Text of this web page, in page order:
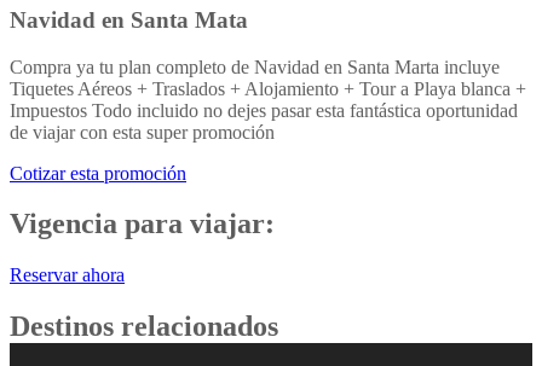
Navidad en Santa Mata
Compra ya tu plan completo de Navidad en Santa Marta incluye
Tiquetes Aéreos + Traslados + Alojamiento + Tour a Playa blanca +
Impuestos Todo incluido no dejes pasar esta fantástica oportunidad
de viajar con esta super promoción
Cotizar esta promoción
Vigencia para viajar:
Reservar ahora
Destinos relacionados